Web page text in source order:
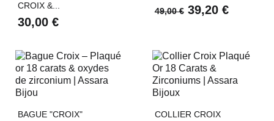
CROIX &...
30,00 €
49,00 € 39,20 €
BAGUE "CROIX" COLLIER CROIX